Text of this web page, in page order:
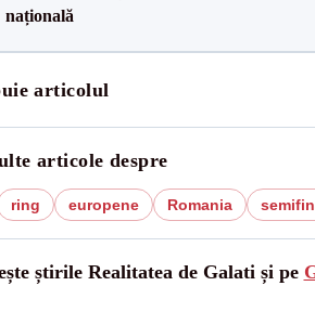
națională
articolul
articole despre
ring europene Romania
știrile Realitatea de Galati și pe